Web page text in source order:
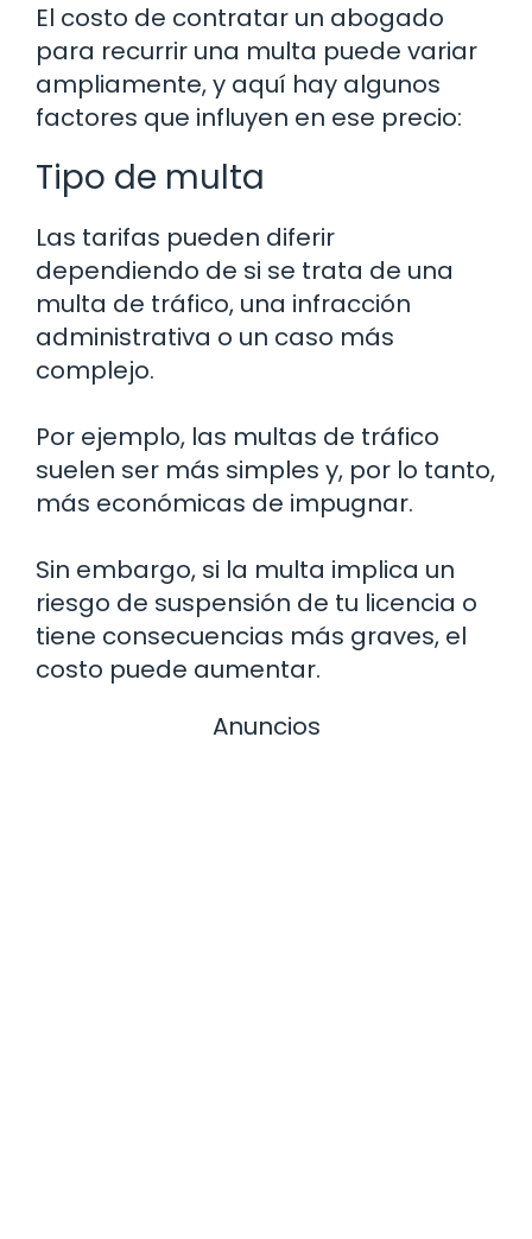
El costo de contratar un abogado
para recurrir una multa puede variar
ampliamente, y aquí hay algunos
factores que influyen en ese precio:
Tipo de multa
Las tarifas pueden diferir
dependiendo de si se trata de una
multa de tráfico, una infracción
administrativa o un caso más
complejo.
Por ejemplo, las multas de tráfico
suelen ser más simples y, por lo tanto,
más económicas de impugnar.
Sin embargo, si la multa implica un
riesgo de suspensión de tu licencia o
tiene consecuencias más graves, el
costo puede aumentar.
Anuncios